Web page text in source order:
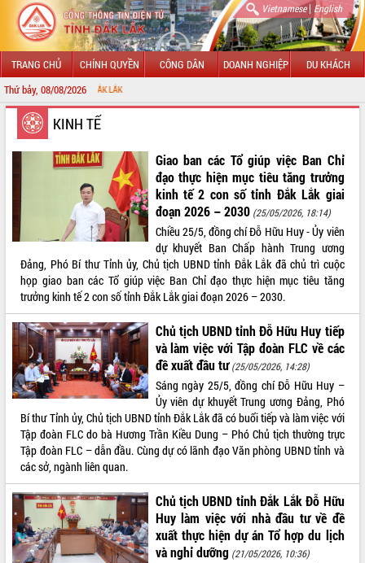
Vietnamese| English
TRANG CHỦ CHÍNH QUYỀN CÔNG DÂN DOANH NGHIỆP DU KHÁCH
Thứ bảy, 08/08/2026
GIỚI THIỆU
LÃNH ĐẠO UBND TỈNH
SỞ, BAN, NGÀNH
THÔNG TIN CHỈ ĐẠO ĐIỀU HÀNH
HỆ THỐNG VĂN BẢN
VĂN BẢN HĐND TỈNH
ĐIỂM TIN VĂN BẢN
QUY HOẠCH - KẾ HOẠCH
KINH TẾ
Giao ban các Tổ giúp việc Ban Chỉ
đạo thực hiện mục tiêu tăng trưởng
kinh tế 2 con số tỉnh Đắk Lắk giai
đoạn 2026 – 2030 (25/05/2026, 18:14)
Chiều 25/5, đồng chí Đỗ Hữu Huy - Ủy viên
dự khuyết Ban Chấp hành Trung ương
Đảng, Phó Bí thư Tỉnh ủy, Chủ tịch UBND tỉnh Đắk Lắk đã chủ trì cuộc
họp giao ban các Tổ giúp việc Ban Chỉ đạo thực hiện mục tiêu tăng
trưởng kinh tế 2 con số tỉnh Đắk Lắk giai đoạn 2026 – 2030.
Chủ tịch UBND tỉnh Đỗ Hữu Huy tiếp
và làm việc với Tập đoàn FLC về các
đề xuất đầu tư (25/05/2026, 14:28)
Sáng ngày 25/5, đồng chí Đỗ Hữu Huy –
Ủy viên dự khuyết Trung ương Đảng, Phó
Bí thư Tỉnh ủy, Chủ tịch UBND tỉnh Đắk Lắk đã có buổi tiếp và làm việc với
Tập đoàn FLC do bà Hương Trần Kiều Dung – Phó Chủ tịch thường trực
Tập đoàn FLC – dẫn đầu. Cùng dự có lãnh đạo Văn phòng UBND tỉnh và
các sở, ngành liên quan.
Chủ tịch UBND tỉnh Đắk Lắk Đỗ Hữu
Huy làm việc với nhà đầu tư về đề
xuất thực hiện dự án Tổ hợp du lịch
và nghỉ dưỡng (21/05/2026, 10:36)